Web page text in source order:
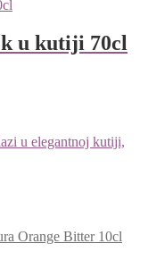
u kutiji 70cl
u elegantnoj kutiji,
Orange Bitter 10cl